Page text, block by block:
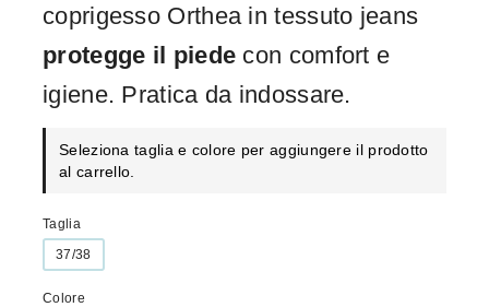
coprigesso Orthea in tessuto jeans
protegge il piede con comfort e
igiene. Pratica da indossare.
Seleziona taglia e colore per aggiungere il prodotto
al carrello.
Taglia
37/38
Colore